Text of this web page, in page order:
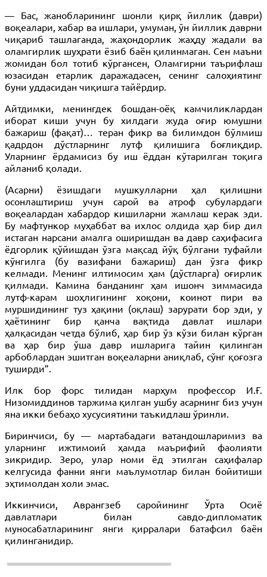
— Бас, жанобларининг шонли қирқ йиллик (даври)
воқеалари, хабар ва ишлари, умуман, ўн йиллик даврни
чиқариб ташлаганда, жаҳондорлик жаҳду жадали ва
оламгирлик шуҳрати ёзиб баён қилинмаган. Сен маъни
жомидан бол тотиб кўргансен, Оламгирни таърифлаш
юзасидан етарлик даражадасен, сенинг салоҳиятинг
буни уддасидан чиқишга тайёрдир.
Айтдимки, менингдек бошдан-оёқ камчиликлардан
иборат киши учун бу хилдаги жуда оғир юмушни
бажариш (фақат)… теран фикр ва билимдон бўлмиш
қадрдон дўстларнинг лутф қилишига боғлиқдир.
Уларнинг ёрдамисиз бу иш ёддан кўтарилган тоқига
айланиб қолади.
(Асарни) ёзишдаги мушкулларни ҳал қилишни
осонлаштириш учун сарой ва атроф субулардаги
воқеалардан хабардор кишиларни жамлаш керак эди.
Бу мафтункор муҳаббат ва ихлос олдида ҳар бир дил
истаган нарсани амалга оширишдан ва давр саҳифасига
ёдгорлик қўйишдан ўзга мақсад йўқ бўлгани туфайли
кўнгилга (бу вазифани бажариш) дан ўзга фикр
келмади. Менинг илтимосим ҳам (дўстларга) оғирлик
қилмади. Камина банданинг ҳам ишонч зиммасида
лутф-карам шоҳлигининг хоқони, коинот пири ва
муршидининг туз ҳақини (оқлаш) зарурати бор эди, у
ҳаётининг бир қанча вақтида давлат ишлари
ҳалқасидан четда бўлиб, ҳар бир ўз кўзи билан кўрган
ва ҳар бир ўша давр ишларига тайин қилинган
арбоблардан эшитган воқеаларни аниқлаб, сўнг қоғозга
туширди”.
Илк бор форс тилидан марҳум профессор И.Ғ.
Низомиддинов таржима қилган ушбу асарнинг биз учун
яна икки бебаҳо хусусиятини таъкидлаш ўринли.
Биринчиси, бу — мартабадаги ватандошларимиз ва
уларнинг ижтимоий ҳамда маърифий фаолияти
зикридир. Зеро, улар номи ёд этилган саҳифалар
келгусида фанни янги маълумотлар билан бойитиши
эҳтимолдан холи эмас.
Иккинчиси, Аврангзеб саройининг Ўрта Осиё
давлатлари билан савдо-дипломатик
муносабатларининг янги қирралари батафсил баён
қилинганидир.